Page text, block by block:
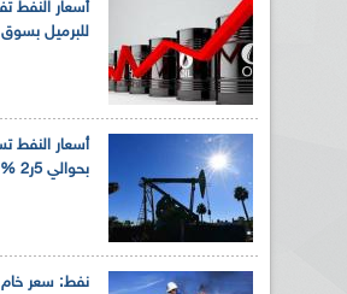
للبرميل
أسعار النفط
بحوالي 5ر2 %
نفط: سعر